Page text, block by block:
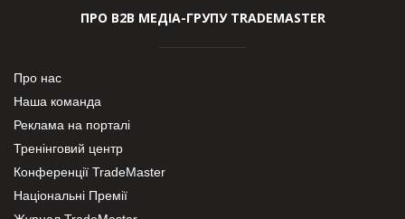
ПРО В2В МЕДІА-ГРУПУ TRADEMASTER
Про нас
Наша команда
Реклама на порталі
Тренінговий центр
Конференції TradeMaster
Національні Премії